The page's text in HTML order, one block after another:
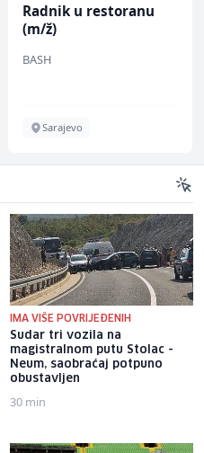
Radnik u restoranu
(m/ž)
BASH
Sarajevo
IMA VIŠE POVRIJEĐENIH
Sudar tri vozila na
magistralnom putu Stolac -
Neum, saobraćaj potpuno
obustavljen
30 min